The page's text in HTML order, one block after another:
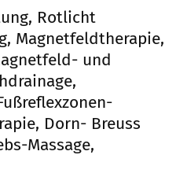
Rotlicht
Magnetfeldtherapie,
und
Dorn- Breuss
Massage,